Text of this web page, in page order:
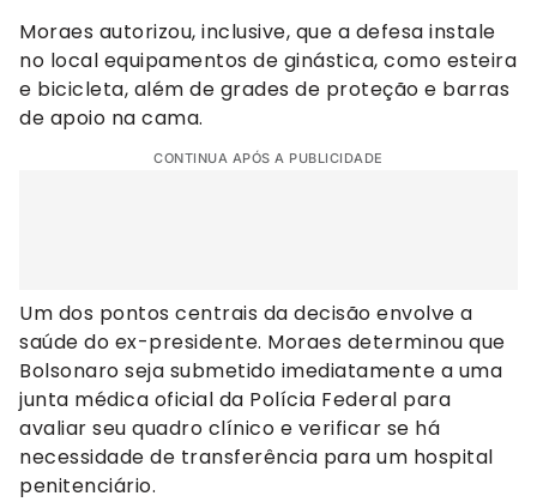
Moraes autorizou, inclusive, que a defesa instale
no local equipamentos de ginástica, como esteira
e bicicleta, além de grades de proteção e barras
de apoio na cama.
CONTINUA APÓS A PUBLICIDADE
Um dos pontos centrais da decisão envolve a
saúde do ex-presidente. Moraes determinou que
Bolsonaro seja submetido imediatamente a uma
junta médica oficial da Polícia Federal para
avaliar seu quadro clínico e verificar se há
necessidade de transferência para um hospital
penitenciário.